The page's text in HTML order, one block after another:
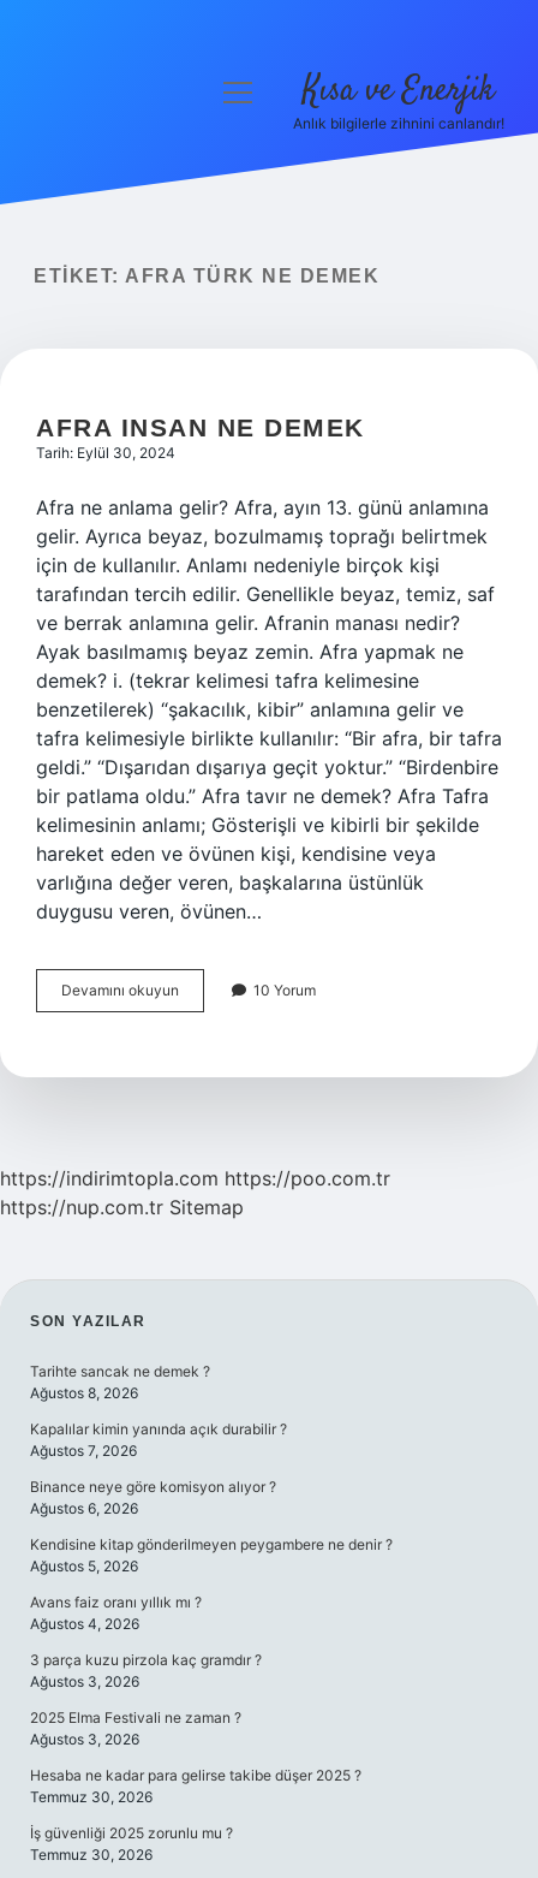
Yasal Uyarı
menüyü
Kısa ve Enerjik
Anlık bilgilerle zihnini canlandır!
ETIKET: AFRA TÜRK NE DEMEK
AFRA INSAN NE DEMEK
Tarih: Eylül 30, 2024
Afra ne anlama gelir? Afra, ayın 13. günü anlamına
gelir. Ayrıca beyaz, bozulmamış toprağı belirtmek
için de kullanılır. Anlamı nedeniyle birçok kişi
tarafından tercih edilir. Genellikle beyaz, temiz, saf
ve berrak anlamına gelir. Afranin manası nedir?
Ayak basılmamış beyaz zemin. Afra yapmak ne
demek? i. (tekrar kelimesi tafra kelimesine
benzetilerek) “şakacılık, kibir” anlamına gelir ve
tafra kelimesiyle birlikte kullanılır: “Bir afra, bir tafra
geldi.” “Dışarıdan dışarıya geçit yoktur.” “Birdenbire
bir patlama oldu.” Afra tavır ne demek? Afra Tafra
kelimesinin anlamı; Gösterişli ve kibirli bir şekilde
hareket eden ve övünen kişi, kendisine veya
varlığına değer veren, başkalarına üstünlük
duygusu veren, övünen…
Devamını okuyun
Insan
10 Yorum
https://indirimtopla.com https://poo.com.tr
https://nup.com.tr Sitemap
SIDEBAR
SON YAZILAR
Tarihte sancak ne demek ?
Ağustos 8, 2026
Kapalılar kimin yanında açık durabilir ?
Ağustos 7, 2026
Binance neye göre komisyon alıyor ?
Ağustos 6, 2026
Kendisine kitap gönderilmeyen peygambere ne denir ?
Ağustos 5, 2026
Avans faiz oranı yıllık mı ?
Ağustos 4, 2026
3 parça kuzu pirzola kaç gramdır ?
Ağustos 3, 2026
2025 Elma Festivali ne zaman ?
Ağustos 3, 2026
Hesaba ne kadar para gelirse takibe düşer 2025 ?
Temmuz 30, 2026
İş güvenliği 2025 zorunlu mu ?
Temmuz 30, 2026